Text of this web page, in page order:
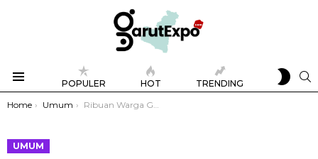
POPULER HOT TRENDING
SKIN
You are here:
Home Umum Ribuan Warga Garut Meriahkan Defile Pasukan dan Karnaval HUT ke-79 RI
UMUM